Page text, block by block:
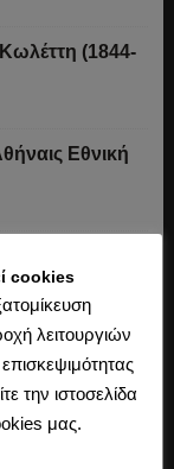
(1844-
Εθνική
(1453)
cookies
λειτουργιών
την ιστοσελίδα
μας.